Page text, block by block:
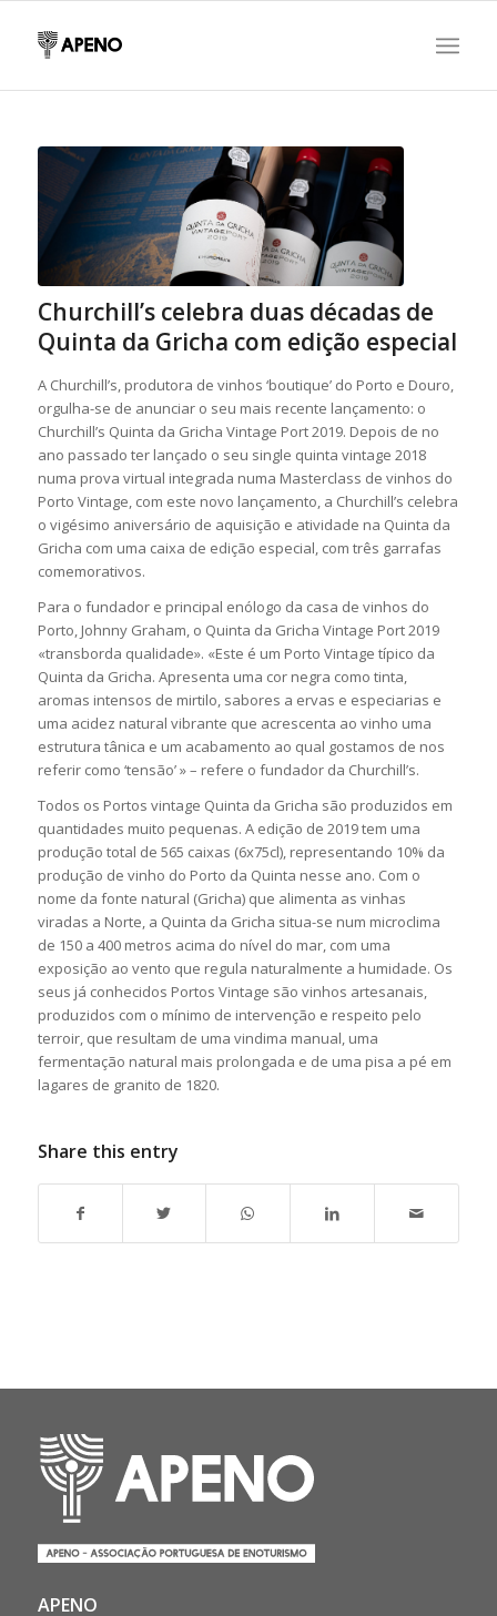
Churchill’s celebra duas décadas de
Quinta da Gricha com edição especial
A Churchill’s, produtora de vinhos ‘boutique’ do Porto e Douro,
orgulha-se de anunciar o seu mais recente lançamento: o
Churchill’s Quinta da Gricha Vintage Port 2019. Depois de no
ano passado ter lançado o seu single quinta vintage 2018
numa prova virtual integrada numa Masterclass de vinhos do
Porto Vintage, com este novo lançamento, a Churchill’s celebra
o vigésimo aniversário de aquisição e atividade na Quinta da
Gricha com uma caixa de edição especial, com três garrafas
comemorativos.
Para o fundador e principal enólogo da casa de vinhos do
Porto, Johnny Graham, o Quinta da Gricha Vintage Port 2019
«transborda qualidade». «Este é um Porto Vintage típico da
Quinta da Gricha. Apresenta uma cor negra como tinta,
aromas intensos de mirtilo, sabores a ervas e especiarias e
uma acidez natural vibrante que acrescenta ao vinho uma
estrutura tânica e um acabamento ao qual gostamos de nos
referir como ‘tensão’ » – refere o fundador da Churchill’s.
Todos os Portos vintage Quinta da Gricha são produzidos em
quantidades muito pequenas. A edição de 2019 tem uma
produção total de 565 caixas (6x75cl), representando 10% da
produção de vinho do Porto da Quinta nesse ano. Com o
nome da fonte natural (Gricha) que alimenta as vinhas
viradas a Norte, a Quinta da Gricha situa-se num microclima
de 150 a 400 metros acima do nível do mar, com uma
exposição ao vento que regula naturalmente a humidade. Os
seus já conhecidos Portos Vintage são vinhos artesanais,
produzidos com o mínimo de intervenção e respeito pelo
terroir, que resultam de uma vindima manual, uma
fermentação natural mais prolongada e de uma pisa a pé em
lagares de granito de 1820.
Share this entry
APENO